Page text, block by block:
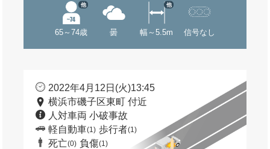
65～74歳
他
曇 幅～5.5m
他
信号なし
2022年4月12日(火)13:45
横浜市磯子区東町 付近
人対車両 小破事故
軽自動車(1) 歩行者(1)
死亡(0) 負傷(1)